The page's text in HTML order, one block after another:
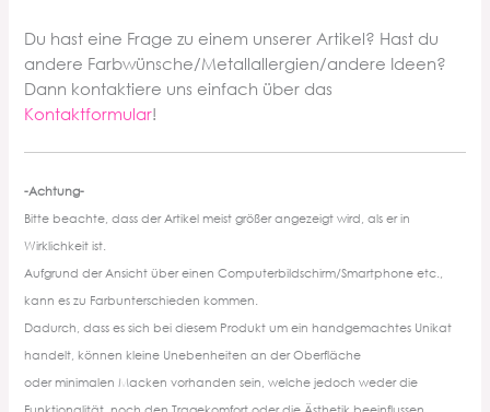
Du hast eine Frage zu einem unserer Artikel? Hast du
andere Farbwünsche/Metallallergien/andere Ideen?
Dann kontaktiere uns einfach über das
Kontaktformular!
-Achtung-
Bitte beachte, dass der Artikel meist größer angezeigt wird, als er in
Wirklichkeit ist.
Aufgrund der Ansicht über einen Computerbildschirm/Smartphone etc.,
kann es zu Farbunterschieden kommen.
Dadurch, dass es sich bei diesem Produkt um ein handgemachtes Unikat
handelt, können kleine Unebenheiten an der Oberfläche
oder minimalen Macken vorhanden sein, welche jedoch weder die